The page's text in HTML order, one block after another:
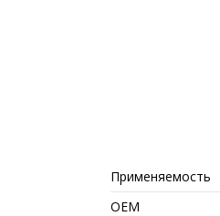
Применяемость
ОЕМ